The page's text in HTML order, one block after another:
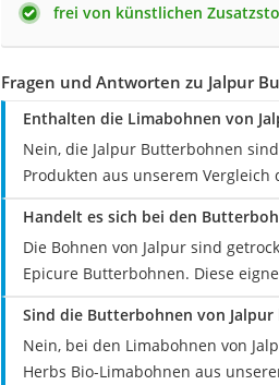
frei von künstlichen
Fragen und Antworten zu Jalpur
Enthalten die Limabohnen von
Nein, die Jalpur Butterbohnen
Produkten aus unserem Vergleich
Handelt es sich bei den
Die Bohnen von Jalpur sind
Epicure Butterbohnen. Diese
Sind die Butterbohnen von Jalpur
Nein, bei den Limabohnen von
Herbs Bio-Limabohnen aus